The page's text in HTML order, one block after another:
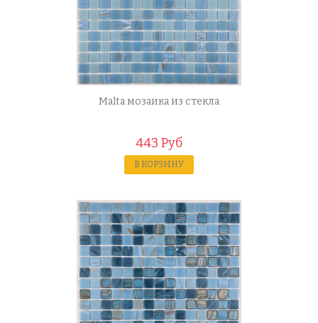
Malta мозаика из стекла
443 Руб
В КОРЗИНУ